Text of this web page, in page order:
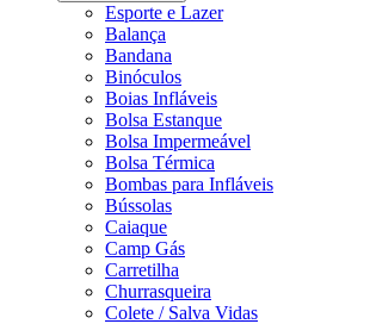
Esporte e Lazer
Balança
Bandana
Binóculos
Boias Infláveis
Bolsa Estanque
Bolsa Impermeável
Bolsa Térmica
Bombas para Infláveis
Bússolas
Caiaque
Camp Gás
Carretilha
Churrasqueira
Colete / Salva Vidas